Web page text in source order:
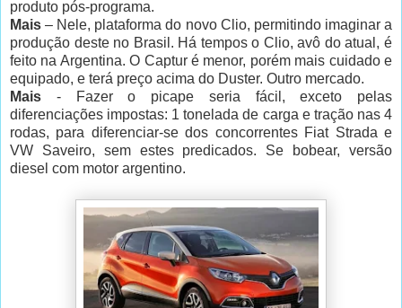
produto pós-programa.
Mais – Nele, plataforma do novo Clio, permitindo imaginar a
produção deste no Brasil. Há tempos o Clio, avô do atual, é
feito na Argentina. O Captur é menor, porém mais cuidado e
equipado, e terá preço acima do Duster. Outro mercado.
Mais - Fazer o picape seria fácil, exceto pelas
diferenciações impostas: 1 tonelada de carga e tração nas 4
rodas, para diferenciar-se dos concorrentes Fiat Strada e
VW Saveiro, sem estes predicados. Se bobear, versão
diesel com motor argentino.